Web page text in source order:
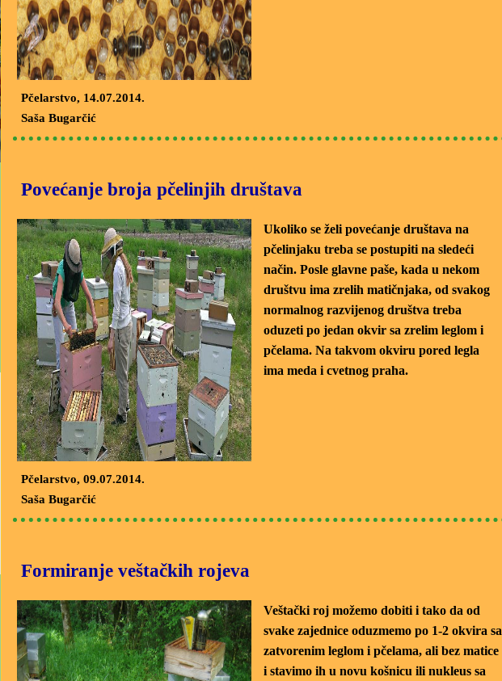
Pčelarstvo, 14.07.2014.
Saša Bugarčić
Povećanje broja pčelinjih društava
Ukoliko se želi povećanje društava na
pčelinjaku treba se postupiti na sledeći
način. Posle glavne paše, kada u nekom
društvu ima zrelih matičnjaka, od svakog
normalnog razvijenog društva treba
oduzeti po jedan okvir sa zrelim leglom i
pčelama. Na takvom okviru pored legla
ima meda i cvetnog praha.
Pčelarstvo, 09.07.2014.
Saša Bugarčić
Formiranje veštačkih rojeva
Veštački roj možemo dobiti i tako da od
svake zajednice oduzmemo po 1-2 okvira sa
zatvorenim leglom i pčelama, ali bez matice
i stavimo ih u novu košnicu ili nukleus sa